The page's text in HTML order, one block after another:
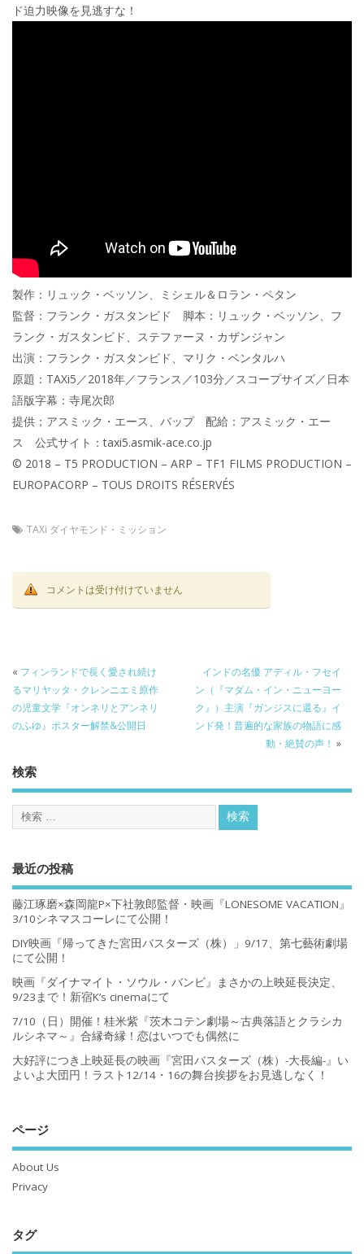
ド迫力映像を見逃すな！
製作：リュック・ベッソン、ミシェル＆ロラン・ペタン
監督：フランク・ガスタンビド 脚本：リュック・ベッソン、フ
ランク・ガスタンビド、ステファーヌ・カザンジャン
出演：フランク・ガスタンビド、マリク・ベンタルハ
原題：TAXi5／2018年／フランス／103分／スコープサイズ／日本
語版字幕：寺尾次郎
提供；アスミック・エース、バップ 配給：アスミック・エー
ス 公式サイト：taxi5.asmik-ace.co.jp
© 2018 – T5 PRODUCTION – ARP – TF1 FILMS PRODUCTION –
EUROPACORP – TOUS DROITS RÉSERVÉS
TAXi ダイヤモンド・ミッション
コメントは受け付けていません
« フィンランドで長く愛され続け
るマリヤッタ・クレンニエミ原作
の児童文学『オンネリとアンネリ
のふゆ』ポスター解禁&公開日
インドの名優 アディル・フセイ
ン（『マダム・イン・ニューヨー
ク』）主演『ガンジスに還る』イ
ンド発！普遍的な家族の物語に感
動・絶賛の声！ »
検索
最近の投稿
藤江琢磨×森岡龍P×下社敦郎監督・映画『LONESOME VACATION』
3/10シネマスコーレにて公開！
DIY映画『帰ってきた宮田バスターズ（株）」9/17、第七藝術劇場
にて公開！
映画『ダイナマイト・ソウル・バンビ』まさかの上映延長決定、
9/23まで！新宿K’s cinemaにて
7/10（日）開催！桂米紫『茨木コテン劇場～古典落語とクラシカ
ルシネマ～』合縁奇縁！恋はいつでも偶然に
大好評につき上映延長の映画『宮田バスターズ（株）-大長編-』い
よいよ大団円！ラスト12/14・16の舞台挨拶をお見逃しなく！
ページ
About Us
Privacy
タグ